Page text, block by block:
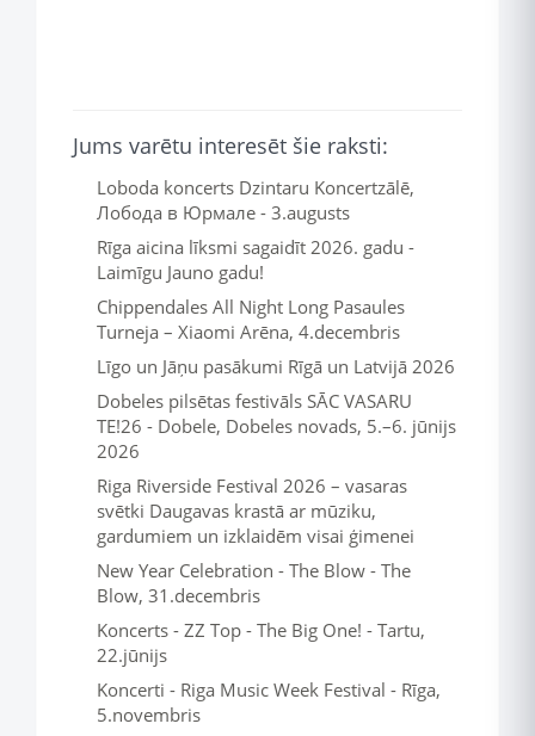
Jums varētu interesēt šie raksti:
Loboda koncerts Dzintaru Koncertzālē,
Лобода в Юрмале - 3.augusts
Rīga aicina līksmi sagaidīt 2026. gadu -
Laimīgu Jauno gadu!
Chippendales All Night Long Pasaules
Turneja – Xiaomi Arēna, 4.decembris
Līgo un Jāņu pasākumi Rīgā un Latvijā 2026
Dobeles pilsētas festivāls SĀC VASARU
TE!26 - Dobele, Dobeles novads, 5.–6. jūnijs
2026
Riga Riverside Festival 2026 – vasaras
svētki Daugavas krastā ar mūziku,
gardumiem un izklaidēm visai ģimenei
New Year Celebration - The Blow - The
Blow, 31.decembris
Koncerts - ZZ Top - The Big One! - Tartu,
22.jūnijs
Koncerti - Riga Music Week Festival - Rīga,
5.novembris